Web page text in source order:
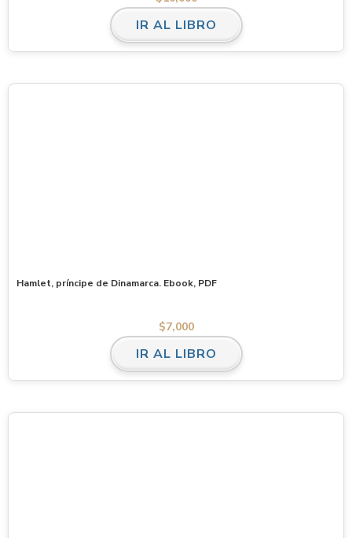
IR AL LIBRO
Hamlet, príncipe de Dinamarca. Ebook, PDF
$7,000
IR AL LIBRO